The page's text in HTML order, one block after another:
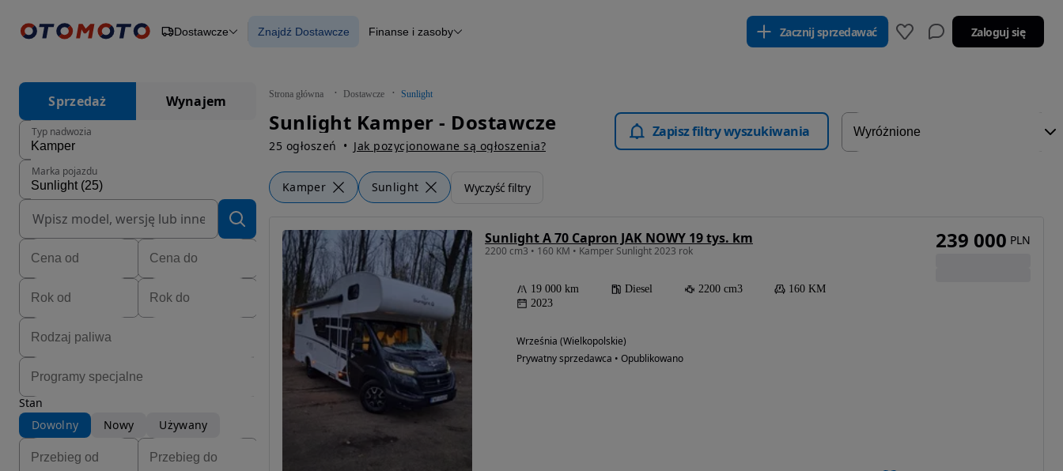
Osobowe
Przyczepy
Dostawcze Znajdź Dostawcze Finanse i zasoby Zacznij sprzedawać Zaloguj się
Strona główna Dostawcze Sunlight
Sunlight Kamper - Dostawcze
25 ogłoszeń Jak pozycjonowane są ogłoszenia?
Zapisz filtry wyszukiwania
Kamper Sunlight Wyczyść filtry
Sprzedaż Wynajem
Typ nadwozia
Marka pojazdu
Stan
Dowolny
Nowy Używany
Sunlight A 70 Capron JAK NOWY 19 tys. km
2200 cm3 • 160 KM • Kamper Sunlight 2023 rok
19 000 km Diesel 2200 cm3
160 KM
2023
Września (Wielkopolskie)
Prywatny sprzedawca • Opublikowano
239 000 PLN